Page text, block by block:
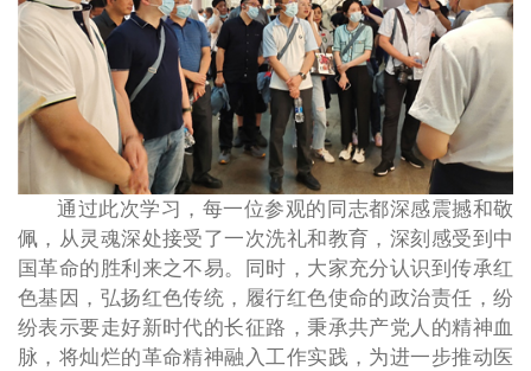
通过此次学习，每一位参观的同志都深感震撼和敬
佩，从灵魂深处接受了一次洗礼和教育，深刻感受到中
国革命的胜利来之不易。同时，大家充分认识到传承红
色基因，弘扬红色传统，履行红色使命的政治责任，纷
纷表示要走好新时代的长征路，秉承共产党人的精神血
脉，将灿烂的革命精神融入工作实践，为进一步推动医